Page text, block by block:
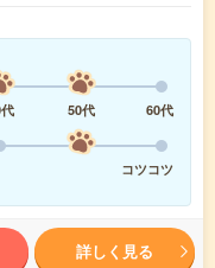
50代
60代
コツコツ
詳しく見る